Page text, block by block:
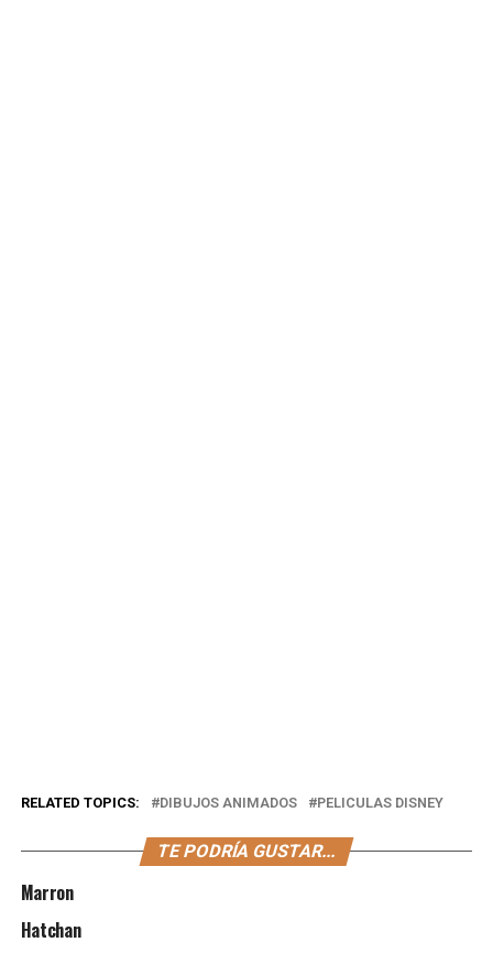
RELATED TOPICS: DIBUJOS ANIMADOS PELICULAS DISNEY
TE PODRÍA GUSTAR...
Marron
Hatchan